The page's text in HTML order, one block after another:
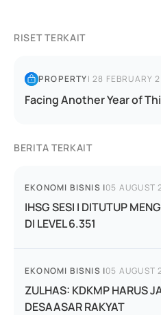
RISET TERKAIT
PROPERTY|28 FEBRUARY
Facing Another Year of
BERITA TERKAIT
EKONOMI BISNIS |05 AUGUST
IHSG SESI I DITUTUP
DI LEVEL 6.351
EKONOMI BISNIS |05 AUGUST
ZULHAS: KDKMP HARUS
DESAASAR RAKYAT